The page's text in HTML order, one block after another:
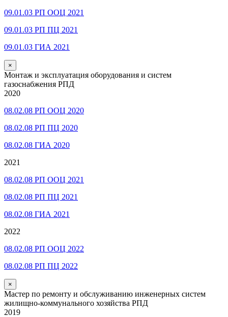
09.01.03 РП ООЦ 2021
09.01.03 РП ПЦ 2021
09.01.03 ГИА 2021
×
Монтаж и эксплуатация оборудования и систем
газоснабжения РПД
2020
08.02.08 РП ООЦ 2020
08.02.08 РП ПЦ 2020
08.02.08 ГИА 2020
2021
08.02.08 РП ООЦ 2021
08.02.08 РП ПЦ 2021
08.02.08 ГИА 2021
2022
08.02.08 РП ООЦ 2022
08.02.08 РП ПЦ 2022
×
Мастер по ремонту и обслуживанию инженерных систем
жилищно-коммунального хозяйства РПД
2019